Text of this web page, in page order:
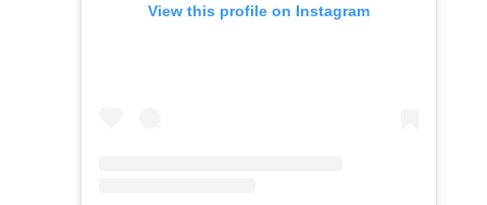
View this profile on Instagram